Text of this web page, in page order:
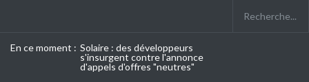
En ce moment : Solaire : des développeurs
s'insurgent contre l'annonce
d'appels d'offres "neutres"